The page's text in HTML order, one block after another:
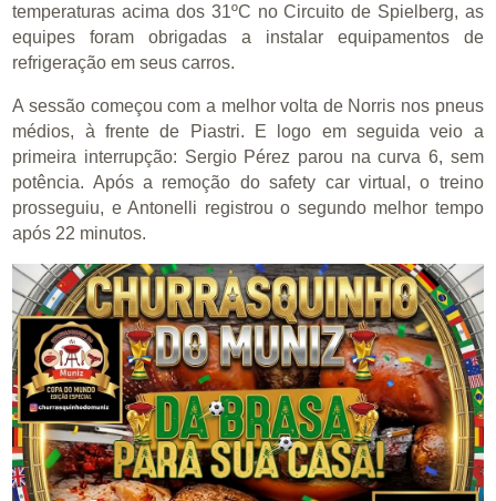
temperaturas acima dos 31ºC no Circuito de Spielberg, as
equipes foram obrigadas a instalar equipamentos de
refrigeração em seus carros.
A sessão começou com a melhor volta de Norris nos pneus
médios, à frente de Piastri. E logo em seguida veio a
primeira interrupção: Sergio Pérez parou na curva 6, sem
potência. Após a remoção do safety car virtual, o treino
prosseguiu, e Antonelli registrou o segundo melhor tempo
após 22 minutos.